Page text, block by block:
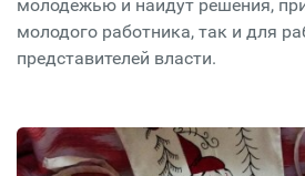
молодежью и найдут решения,
молодого работника, так и для
представителей власти.